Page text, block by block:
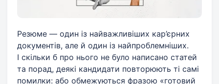
Резюме — один із найважливіших кар’єрних
документів, але й один із найпроблемніших.
І скільки б про нього не було написано статей
та порад, деякі кандидати повторюють ті самі
помилки: або обмежуються фразою «готовий